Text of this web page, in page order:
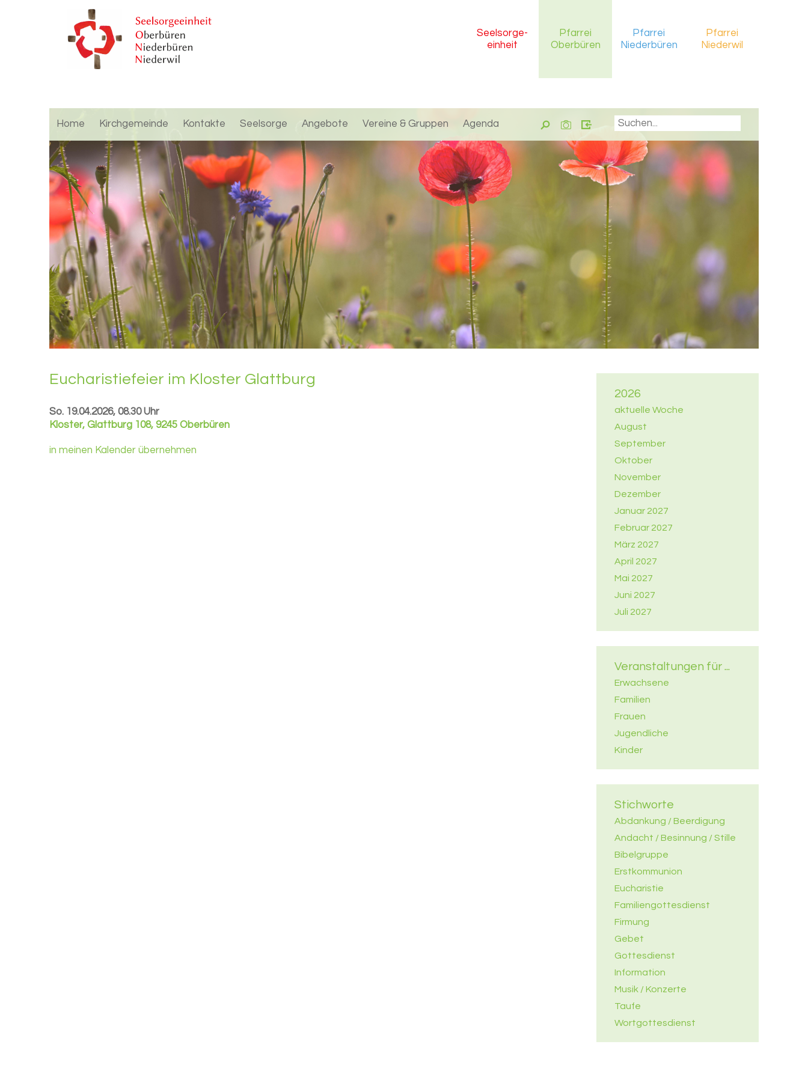
Seelsorge-
einheit
Pfarrei
Oberbüren
Pfarrei
Niederbüren
Pfarrei
Niederwil
Home Kirchgemeinde Kontakte Seelsorge Angebote Vereine & Gruppen Agenda
2026
aktuelle Woche
August
September
Oktober
November
Dezember
Januar 2027
Februar 2027
März 2027
April 2027
Mai 2027
Juni 2027
Juli 2027
Veranstaltungen für ...
Erwachsene
Familien
Frauen
Jugendliche
Kinder
Stichworte
Abdankung / Beerdigung
Andacht / Besinnung / Stille
Bibelgruppe
Erstkommunion
Eucharistie
Familiengottesdienst
Firmung
Gebet
Gottesdienst
Information
Musik / Konzerte
Taufe
Wortgottesdienst
Eu­cha­ris­tie­fei­er im Klos­ter Glatt­burg
So. 19.04.2026, 08.30 Uhr
Kloster, Glattburg 108, 9245 Oberbüren
in meinen Kalender übernehmen